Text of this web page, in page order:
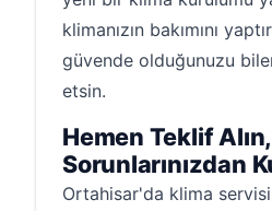
klimanızın bakımını
güvende olduğunuzu
etsin.
Hemen Teklif
Sorunlarınızdan
Ortahisar'da klima servisi